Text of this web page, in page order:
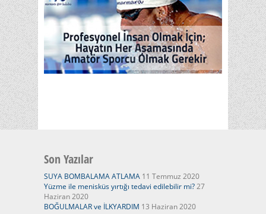
Son Yazılar
SUYA BOMBALAMA ATLAMA 11 Temmuz 2020
Yüzme ile menisküs yırtığı tedavi edilebilir mi?27
Haziran 2020
BOĞULMALAR ve İLKYARDIM 13 Haziran 2020